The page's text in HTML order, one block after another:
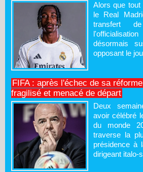
Alors que
le Real
transfert
désormais
opposant le
FIFA : après l'échec de sa
fragilisé et menacé de départ
Deux
avoir célébré
du monde
traverse la
présidence à
dirigeant italo-